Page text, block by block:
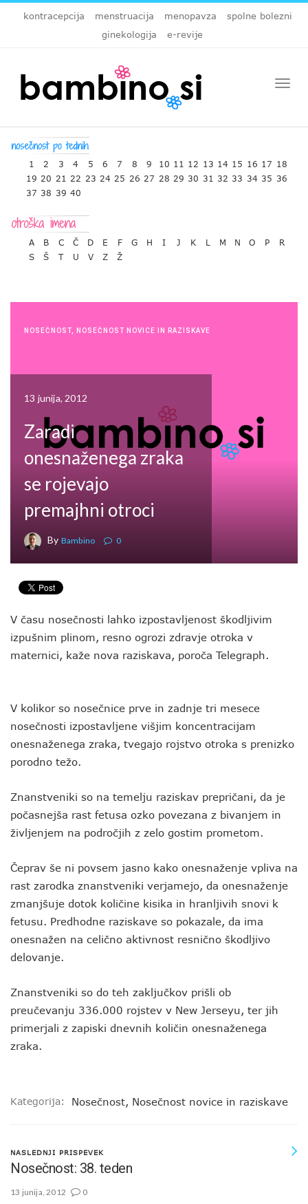
kontracepcija menstruacija menopavza
spolne bolezni
ginekologija
e-revije
1 2 3 4 5 6 7 8 9 10 11 12 13 14 15 16 17 18
19 20 21 22 23 24 25 26 27 28 29 30 31 32 33 34 35 36
37 38 39 40
A B C Č D E F G H I J K L M N O P
R
S
Š T U V Z Ž
NOSEČNOST, NOSEČNOST NOVICE IN RAZISKAVE
13 junija, 2012
Zaradi
onesnaženega zraka
se rojevajo
premajhni otroci
By Bambino 0
V času nosečnosti lahko izpostavljenost škodljivim
izpušnim plinom, resno ogrozi zdravje otroka v
maternici, kaže nova raziskava, poroča Telegraph.
V kolikor so nosečnice prve in zadnje tri mesece
nosečnosti izpostavljene višjim koncentracijam
onesnaženega zraka, tvegajo rojstvo otroka s prenizko
porodno težo.
Znanstveniki so na temelju raziskav prepričani, da je
počasnejša rast fetusa ozko povezana z bivanjem in
življenjem na področjih z zelo gostim prometom.
Čeprav še ni povsem jasno kako onesnaženje vpliva na
rast zarodka znanstveniki verjamejo, da onesnaženje
zmanjšuje dotok količine kisika in hranljivih snovi k
fetusu. Predhodne raziskave so pokazale, da ima
onesnažen na celično aktivnost resnično škodljivo
delovanje.
Znanstveniki so do teh zaključkov prišli ob
preučevanju 336.000 rojstev v New Jerseyu, ter jih
primerjali z zapiski dnevnih količin onesnaženega
zraka.
Kategorija: Nosečnost, Nosečnost novice in raziskave
NASLEDNJI PRISPEVEK
Nosečnost: 38. teden
13 junija, 2012 0